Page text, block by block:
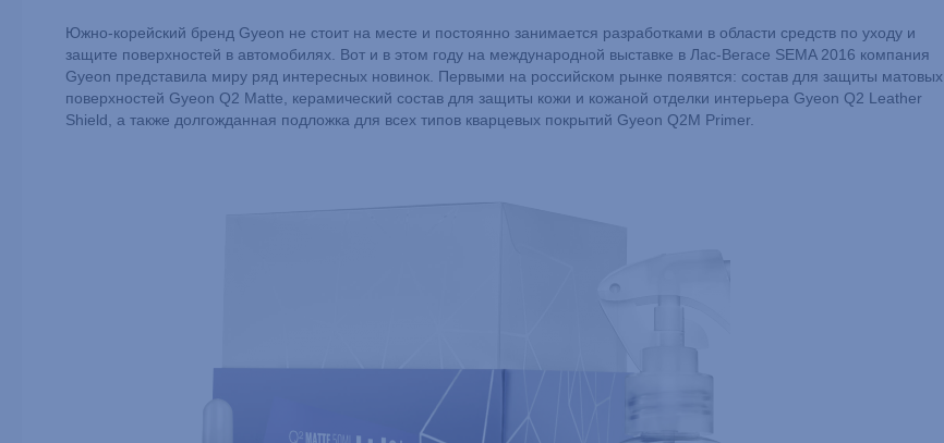
Южно-корейский бренд Gyeon не стоит на месте и постоянно занимается разработками в области средств по уходу и
защите поверхностей в автомобилях. Вот и в этом году на международной выставке в Лас-Вегасе SEMA 2016 компания
Gyeon представила миру ряд интересных новинок. Первыми на российском рынке появятся: состав для защиты матовых
поверхностей Gyeon Q2 Matte, керамический состав для защиты кожи и кожаной отделки интерьера Gyeon Q2 Leather
Shield, а также долгожданная подложка для всех типов кварцевых покрытий Gyeon Q2M Primer.